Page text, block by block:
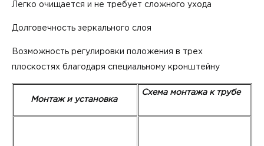
Легко очищается и не требует сложного ухода
Долговечность зеркального слоя
Возможность регулировки положения в трех
плоскостях благодаря специальному кронштейну
Монтаж и установка
Схема монтажа к трубе